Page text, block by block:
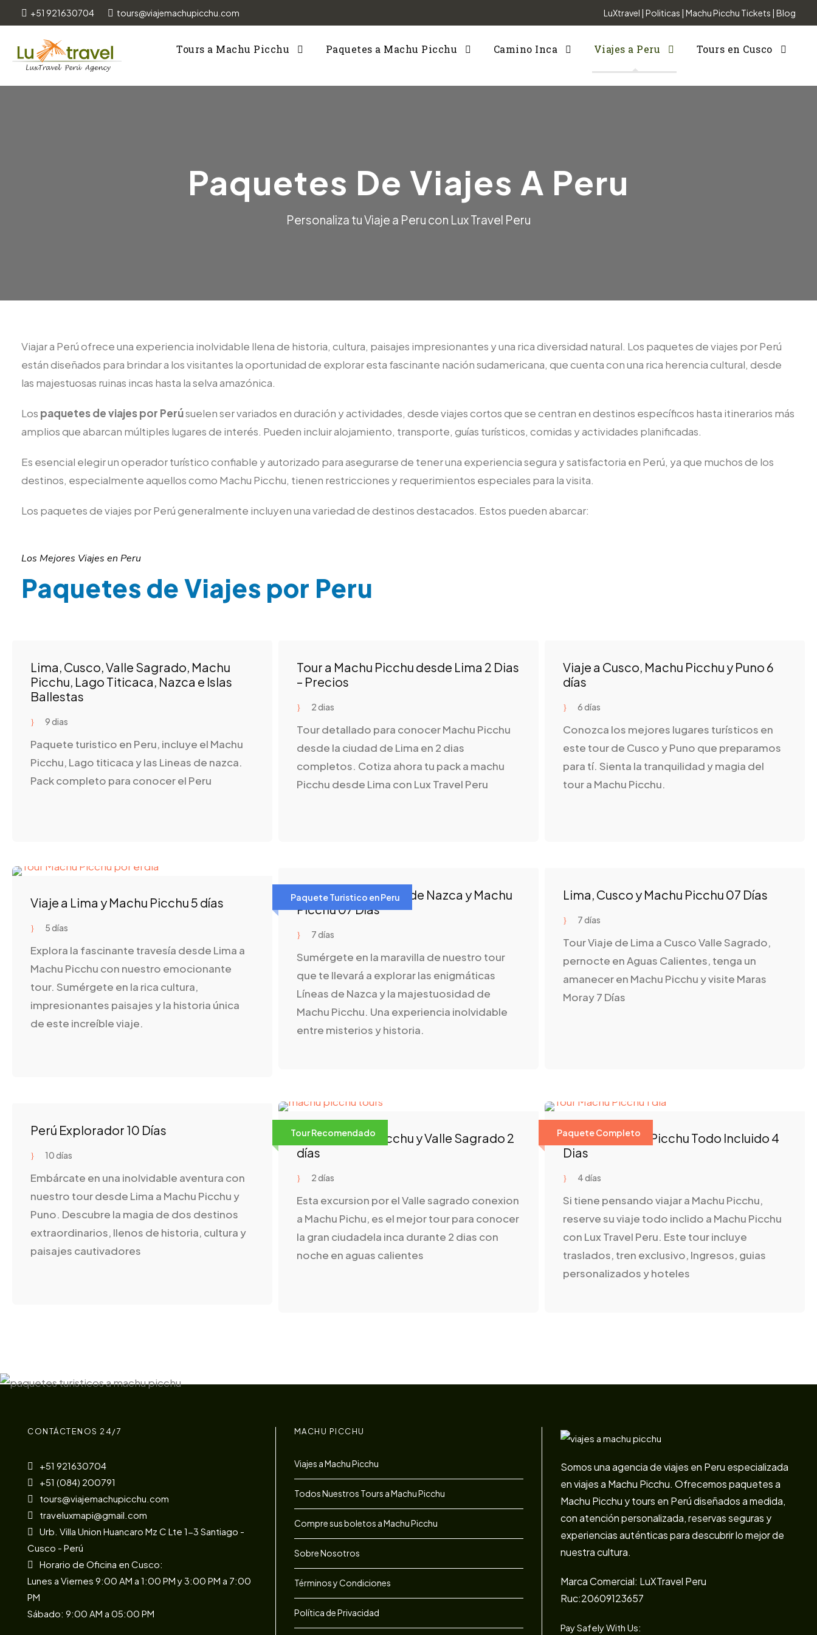
+51 921630704 tours@viajemachupicchu.com LuXtravel | Politicas | Machu Picchu Tickets | Blog
Tours a Machu Picchu Paquetes a Machu Picchu Camino Inca Viajes a Peru Tours en Cusco
Paquetes De Viajes A Peru
Personaliza tu Viaje a Peru con Lux Travel Peru
Viajar a Perú ofrece una experiencia inolvidable llena de historia, cultura, paisajes impresionantes y una rica diversidad natural. Los paquetes de viajes por Perú
están diseñados para brindar a los visitantes la oportunidad de explorar esta fascinante nación sudamericana, que cuenta con una rica herencia cultural, desde
las majestuosas ruinas incas hasta la selva amazónica.
Los paquetes de viajes por Perúsuelen ser variados en duración y actividades, desde viajes cortos que se centran en destinos específicos hasta itinerarios más
amplios que abarcan múltiples lugares de interés. Pueden incluir alojamiento, transporte, guías turísticos, comidas y actividades planificadas.
Es esencial elegir un operador turístico confiable y autorizado para asegurarse de tener una experiencia segura y satisfactoria en Perú, ya que muchos de los
destinos, especialmente aquellos como Machu Picchu, tienen restricciones y requerimientos especiales para la visita.
Los paquetes de viajes por Perú generalmente incluyen una variedad de destinos destacados. Estos pueden abarcar:
Los Mejores Viajes en Peru
Paquetes de Viajes por Peru
Lima, Cusco, Valle Sagrado, Machu
Picchu, Lago Titicaca, Nazca e Islas
Ballestas
9 dias
Paquete turistico en Peru, incluye el Machu
Picchu, Lago titicaca y las Lineas de nazca.
Pack completo para conocer el Peru
Tour a Machu Picchu desde Lima 2 Dias
– Precios
2 dias
Tour detallado para conocer Machu Picchu
desde la ciudad de Lima en 2 dias
completos. Cotiza ahora tu pack a machu
Picchu desde Lima con Lux Travel Peru
Viaje a Cusco, Machu Picchu y Puno 6
días
6 días
Conozca los mejores lugares turísticos en
este tour de Cusco y Puno que preparamos
para tí. Sienta la tranquilidad y magia del
tour a Machu Picchu.
Viaje a Lima y Machu Picchu 5 días
5 días
Explora la fascinante travesía desde Lima a
Machu Picchu con nuestro emocionante
tour. Sumérgete en la rica cultura,
impresionantes paisajes y la historia única
de este increíble viaje.
Paquete Turistico en Peru
Viaje a Lima, Lineas de Nazca y Machu
Picchu 07 Días
7 días
Sumérgete en la maravilla de nuestro tour
que te llevará a explorar las enigmáticas
Líneas de Nazca y la majestuosidad de
Machu Picchu. Una experiencia inolvidable
entre misterios y historia.
Lima, Cusco y Machu Picchu 07 Días
7 días
Tour Viaje de Lima a Cusco Valle Sagrado,
pernocte en Aguas Calientes, tenga un
amanecer en Machu Picchu y visite Maras
Moray 7 Días
Perú Explorador 10 Días
10 días
Embárcate en una inolvidable aventura con
nuestro tour desde Lima a Machu Picchu y
Puno. Descubre la magia de dos destinos
extraordinarios, llenos de historia, cultura y
paisajes cautivadores
Tour Recomendado
Tour a Machu Picchu y Valle Sagrado 2
días
2 días
Esta excursion por el Valle sagrado conexion
a Machu Pichu, es el mejor tour para conocer
la gran ciudadela inca durante 2 dias con
noche en aguas calientes
Paquete Completo
Viajes A Machu Picchu Todo Incluido 4
Dias
4 días
Si tiene pensando viajar a Machu Picchu,
reserve su viaje todo inclido a Machu Picchu
con Lux Travel Peru. Este tour incluye
traslados, tren exclusivo, Ingresos, guias
personalizados y hoteles
CONTÁCTENOS 24/7
+51 921630704
+51 (084) 200791
tours@viajemachupicchu.com
traveluxmapi@gmail.com
Urb. Villa Union Huancaro Mz C Lte 1-3 Santiago -
Cusco - Perú
Horario de Oficina en Cusco:
Lunes a Viernes 9:00 AM a 1:00 PM y 3:00 PM a 7:00
PM
Sábado: 9:00 AM a 05:00 PM
MACHU PICCHU
Viajes a Machu Picchu
Todos Nuestros Tours a Machu Picchu
Compre sus boletos a Machu Picchu
Sobre Nosotros
Términos y Condiciones
Política de Privacidad
Somos una agencia de viajes en Peru especializada
en viajes a Machu Picchu. Ofrecemos paquetes a
Machu Picchu y tours en Perú diseñados a medida,
con atención personalizada, reservas seguras y
experiencias auténticas para descubrir lo mejor de
nuestra cultura.
Marca Comercial: LuXTravel Peru
Ruc:20609123657
Pay Safely With Us: